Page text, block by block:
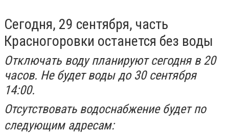
Сегодня, 29 сентября, часть
Красногоровки останется без воды
Отключать воду планируют сегодня в 20
часов. Не будет воды до 30 сентября
14:00.
Отсутствовать водоснабжение будет по
следующим адресам: